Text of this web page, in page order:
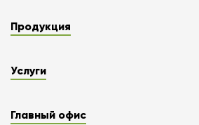
Продукция
Услуги
Главный офис